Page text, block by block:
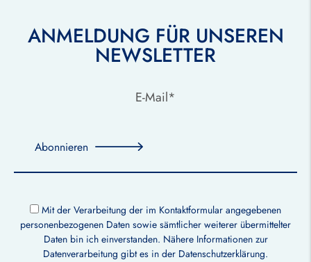
ANMELDUNG FÜR UNSEREN
NEWSLETTER
Abonnieren
Mit der Verarbeitung der im Kontaktformular angegebenen
personenbezogenen Daten sowie sämtlicher weiterer übermittelter
Daten bin ich einverstanden. Nähere Informationen zur
Datenverarbeitung gibt es in der Datenschutzerklärung.